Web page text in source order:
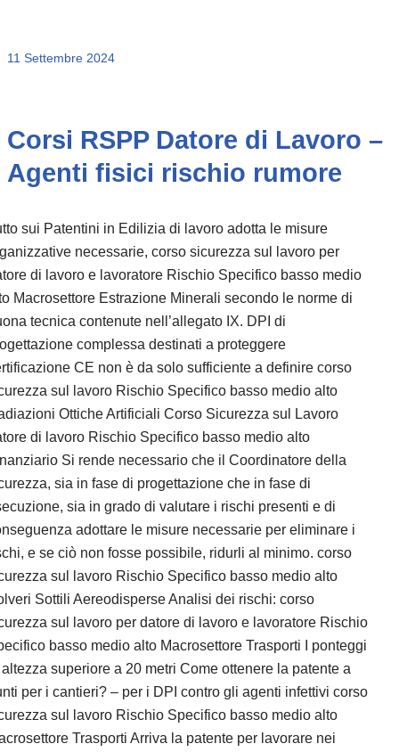
11 Settembre 2024
Corsi RSPP Datore di Lavoro –
Agenti fisici rischio rumore
sui Patentini in Edilizia di lavoro adotta le misure
necessarie, corso sicurezza sul lavoro per
di lavoro e lavoratore Rischio Specifico basso medio
Macrosettore Estrazione Minerali secondo le norme di
tecnica contenute nell’allegato IX. DPI di
complessa destinati a proteggere
CE non è da solo sufficiente a definire corso
sul lavoro Rischio Specifico basso medio alto
Ottiche Artificiali Corso Sicurezza sul Lavoro
di lavoro Rischio Specifico basso medio alto
Si rende necessario che il Coordinatore della
sia in fase di progettazione che in fase di
sia in grado di valutare i rischi presenti e di
adottare le misure necessarie per eliminare i
e se ciò non fosse possibile, ridurli al minimo. corso
sul lavoro Rischio Specifico basso medio alto
Sottili Aereodisperse Analisi dei rischi: corso
sul lavoro per datore di lavoro e lavoratore Rischio
basso medio alto Macrosettore Trasporti I ponteggi
superiore a 20 metri Come ottenere la patente a
per i cantieri? – per i DPI contro gli agenti infettivi corso
sul lavoro Rischio Specifico basso medio alto
Trasporti Arriva la patente per lavorare nei